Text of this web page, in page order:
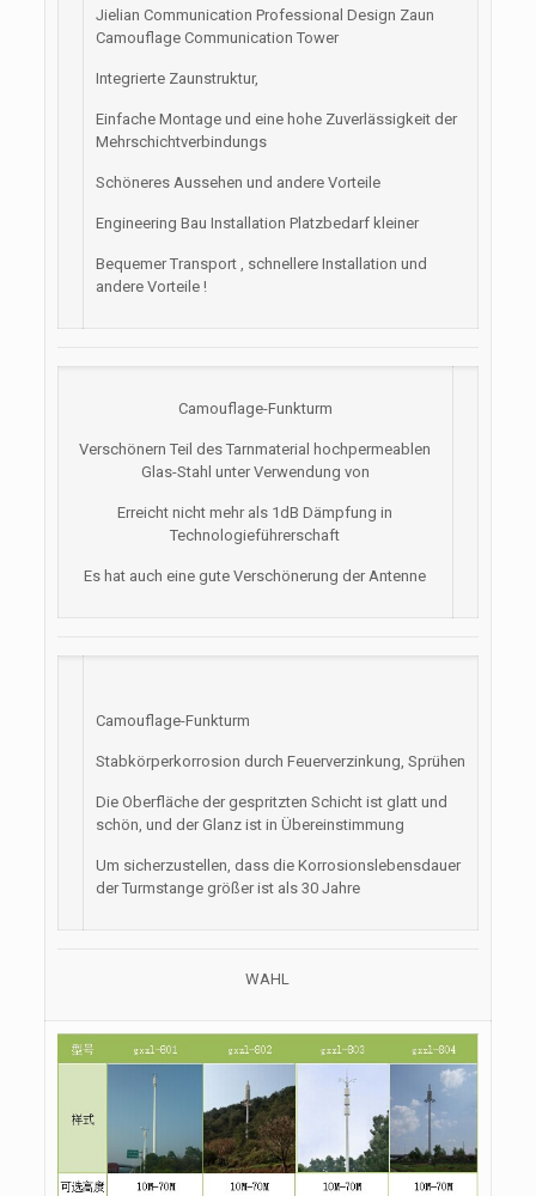
Jielian Communication Professional Design Zaun
Camouflage Communication Tower
Integrierte Zaunstruktur,
Einfache Montage und eine hohe Zuverlässigkeit der
Mehrschichtverbindungs
Schöneres Aussehen und andere Vorteile
Engineering Bau Installation Platzbedarf kleiner
Bequemer Transport , schnellere Installation und
andere Vorteile !
Camouflage-Funkturm
Verschönern Teil des Tarnmaterial hochpermeablen
Glas-Stahl unter Verwendung von
Erreicht nicht mehr als 1dB Dämpfung in
Technologieführerschaft
Es hat auch eine gute Verschönerung der Antenne
Camouflage-Funkturm
Stabkörperkorrosion durch Feuerverzinkung, Sprühen
Die Oberfläche der gespritzten Schicht ist glatt und
schön, und der Glanz ist in Übereinstimmung
Um sicherzustellen, dass die Korrosionslebensdauer
der Turmstange größer ist als 30 Jahre
WAHL